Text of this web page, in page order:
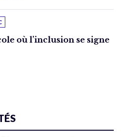
où l’inclusion se signe